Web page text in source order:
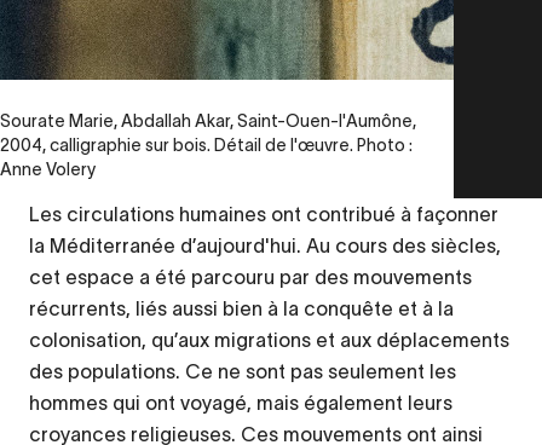
Legende
Sourate Marie, Abdallah Akar, Saint-Ouen-l'Aumône,
2004, calligraphie sur bois. Détail de l'œuvre. Photo :
Anne Volery
Les circulations humaines ont contribué à façonner
la Méditerranée d’aujourd'hui. Au cours des siècles,
cet espace a été parcouru par des mouvements
récurrents, liés aussi bien à la conquête et à la
colonisation, qu’aux migrations et aux déplacements
des populations. Ce ne sont pas seulement les
hommes qui ont voyagé, mais également leurs
croyances religieuses. Ces mouvements ont ainsi